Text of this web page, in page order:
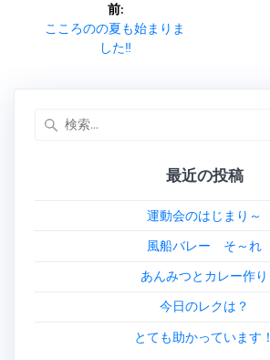
ok 前:
前
こころのの夏も始まりま
した‼︎
最近の投稿
運動会のはじまり～
風船バレー そ～れ
あんみつとカレー作り
今日のレクは？
とても助かっています！